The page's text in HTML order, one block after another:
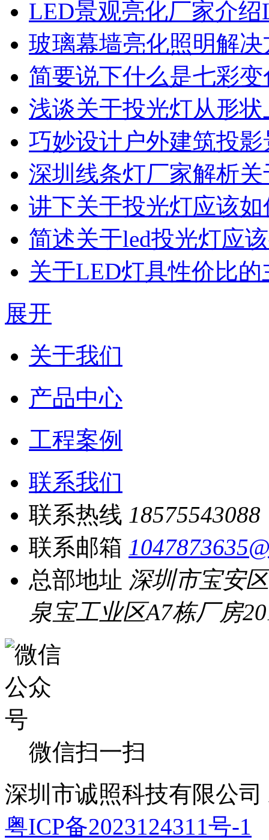
LED景观亮化厂家介
玻璃幕墙亮化照明解
简要说下什么是七彩
浅谈关于投光灯从形
巧妙设计户外建筑投
深圳线条灯厂家解析
讲下关于投光灯应该
简述关于led投光灯应
关于LED灯具性价比
展开
关于我们
产品中心
工程案例
联系我们
联系热线 18575543088
联系邮箱
总部地址 深圳市宝安
泉宝工业区A7栋厂房
微信扫一扫
深圳市诚照科技有限公
粤ICP备2023124311号-1